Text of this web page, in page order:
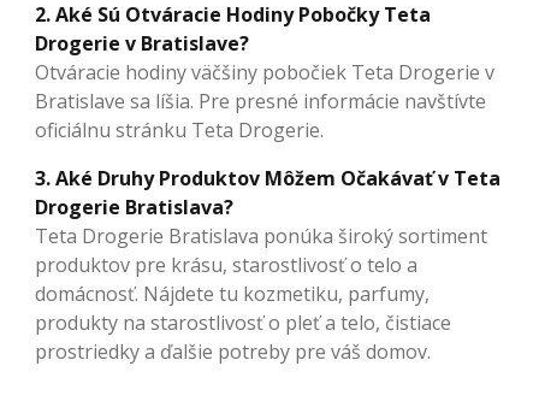
2. Aké Sú Otváracie Hodiny Pobočky Teta
Drogerie v Bratislave?
Otváracie hodiny väčšiny pobočiek Teta Drogerie v
Bratislave sa líšia. Pre presné informácie navštívte
oficiálnu stránku Teta Drogerie.
3. Aké Druhy Produktov Môžem Očakávať v Teta
Drogerie Bratislava?
Teta Drogerie Bratislava ponúka široký sortiment
produktov pre krásu, starostlivosť o telo a
domácnosť. Nájdete tu kozmetiku, parfumy,
produkty na starostlivosť o pleť a telo, čistiace
prostriedky a ďalšie potreby pre váš domov.